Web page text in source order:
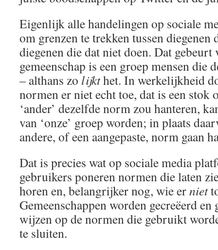
Eigenlijk alle handelingen op sociale
om grenzen te trekken tussen diegenen
diegenen die dat niet doen. Dat
gemeenschap is een groep mensen die
– althans zo lijkthet. In werkelijkheid
normen er niet echt toe, dat is een stok
‘ander’ dezelfde norm zou hanteren,
van ‘onze’ groep worden; in plaats
andere, of een aangepaste, norm gaan
Dat is precies wat op sociale media
gebruikers poneren normen die laten
horen en, belangrijker nog, wie erniet
Gemeenschappen worden gecreëerd
wijzen op de normen die gebruikt
te sluiten.